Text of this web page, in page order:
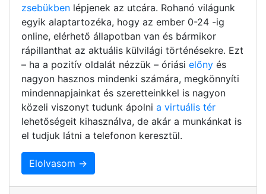
zsebükben lépjenek az utcára. Rohanó világunk
egyik alaptartozéka, hogy az ember 0-24 -ig
online, elérhető állapotban van és bármikor
rápillanthat az aktuális külvilági történésekre. Ezt
– ha a pozitív oldalát nézzük – óriási előny és
nagyon hasznos mindenki számára, megkönnyíti
mindennapjainkat és szeretteinkkel is nagyon
közeli viszonyt tudunk ápolni a virtuális tér
lehetőségeit kihasználva, de akár a munkánkat is
el tudjuk látni a telefonon keresztül.
Elolvasom →